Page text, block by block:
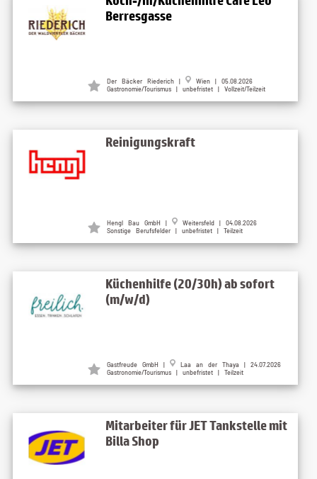
Berresgasse
Der Bäcker Riederich |
Wien | 05.08.2026
Gastronomie/Tourismus | unbefristet | Vollzeit/Teilzeit
Reinigungskraft
Hengl Bau GmbH |
Weitersfeld | 04.08.2026
Sonstige Berufsfelder | unbefristet | Teilzeit
Küchenhilfe (20/30h) ab sofort
(m/w/d)
Gastfreude GmbH |
Laa an der Thaya | 24.07.2026
Gastronomie/Tourismus | unbefristet | Teilzeit
Mitarbeiter für JET Tankstelle mit
Billa Shop